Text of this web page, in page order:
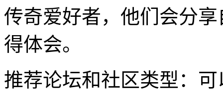
传奇爱好者，他们会分
得体会。
推荐论坛和社区类型：